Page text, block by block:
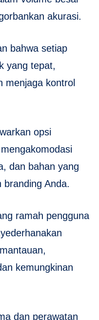
akurasi.
bahwa setiap
yang tepat,
menjaga kontrol
opsi
dan bahan yang
branding Anda.
ramah pengguna
kemungkinan
dan perawatan